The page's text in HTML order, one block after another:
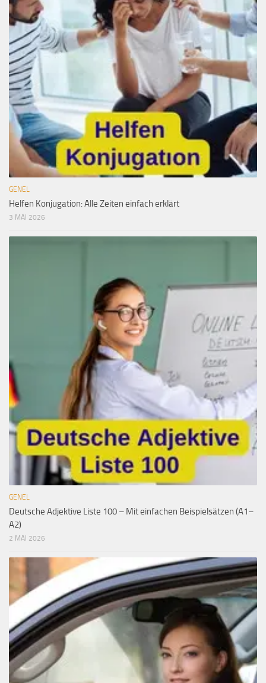
GENEL
Helfen Konjugation: Alle Zeiten einfach erklärt
3 MAI 2026
GENEL
Deutsche Adjektive Liste 100 – Mit einfachen Beispielsätzen (A1–
A2)
2 MAI 2026